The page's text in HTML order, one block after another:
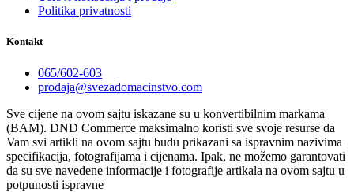
Politika privatnosti
Kontakt
065/602-603
prodaja@svezadomacinstvo.com
Sve cijene na ovom sajtu iskazane su u konvertibilnim markama
(BAM). DND Commerce maksimalno koristi sve svoje resurse da
Vam svi artikli na ovom sajtu budu prikazani sa ispravnim nazivima
specifikacija, fotografijama i cijenama. Ipak, ne možemo garantovati
da su sve navedene informacije i fotografije artikala na ovom sajtu u
potpunosti ispravne